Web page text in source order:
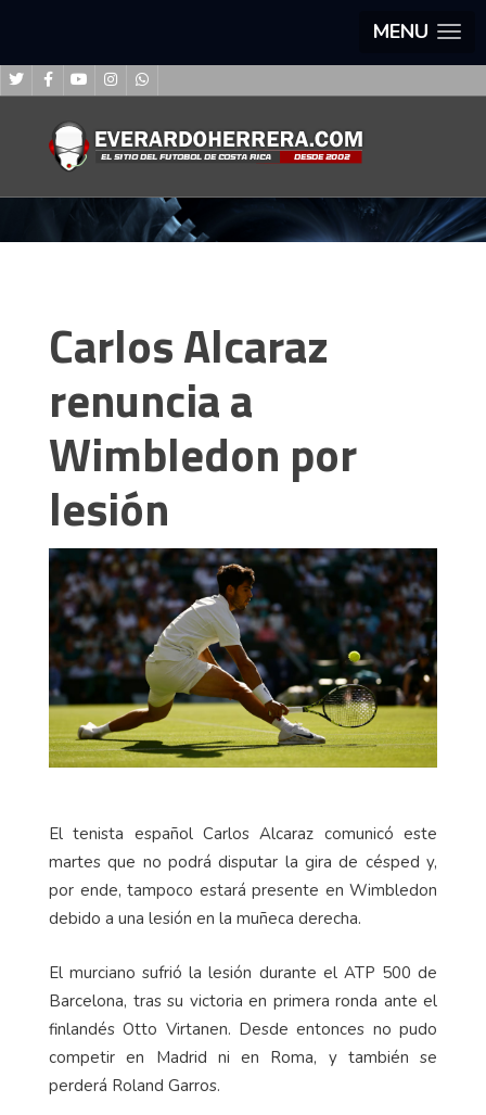
MENU
Carlos Alcaraz
renuncia a
Wimbledon por
lesión
El tenista español Carlos Alcaraz comunicó este
martes que no podrá disputar la gira de césped y,
por ende, tampoco estará presente en Wimbledon
debido a una lesión en la muñeca derecha.
El murciano sufrió la lesión durante el ATP 500 de
Barcelona, tras su victoria en primera ronda ante el
finlandés Otto Virtanen. Desde entonces no pudo
competir en Madrid ni en Roma, y también se
perderá Roland Garros.